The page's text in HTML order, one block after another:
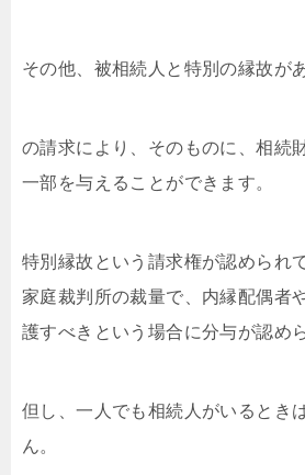
その他、被相続人と特別の縁故が
の請求により、そのものに、相続
一部を与えることができます。
特別縁故という請求権が認められ
家庭裁判所の裁量で、内縁配偶者
護すべきという場合に分与が認め
但し、一人でも相続人がいるとき
ん。